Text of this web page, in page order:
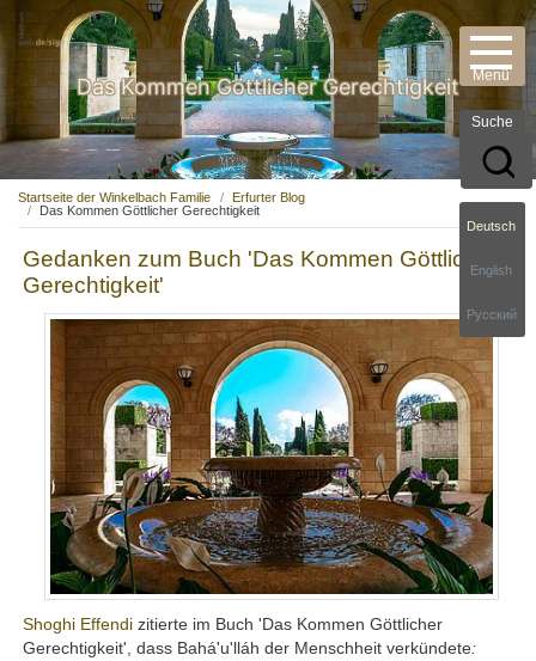
Suche
Deutsch
English
Русский
Das Kommen Göttlicher Gerechtigkeit
Startseite der Winkelbach Familie
Erfurter Blog
Das Kommen Göttlicher Gerechtigkeit
Gedanken zum Buch 'Das Kommen Göttlicher
Gerechtigkeit'
Shoghi Effendi zitierte im Buch 'Das Kommen Göttlicher
Gerechtigkeit', dass Bahá'u'lláh der Menschheit verkündete: